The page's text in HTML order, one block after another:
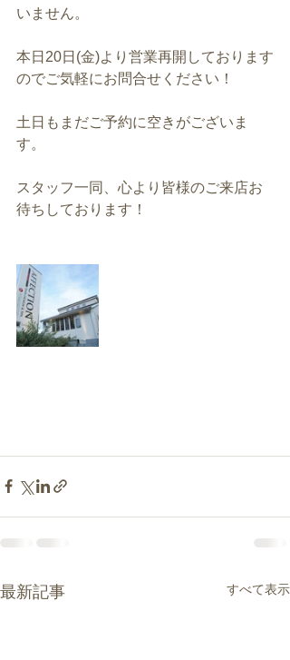
いません。
本日20日(金)より営業再開しております
のでご気軽にお問合せください！
土日もまだご予約に空きがございま
す。
スタッフ一同、心より皆様のご来店お
待ちしております！
最新記事 すべて表示